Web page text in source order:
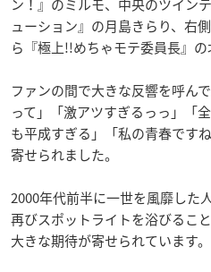
ン！』のミルモ、中央のツイン
ューション』の月島きらり、右
ら『極上!!めちゃモテ委員長』の
ファンの間で大きな反響を呼ん
って」「激アツすぎるっっ」「
も平成すぎる」「私の青春です
寄せられました。
2000年代前半に一世を風靡した
再びスポットライトを浴びるこ
大きな期待が寄せられています。